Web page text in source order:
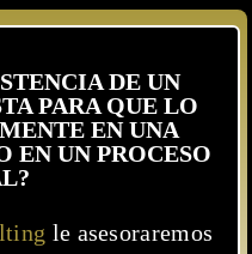
DE UN
PARA QUE LO
EN UNA
EN UN PROCESO
le asesoraremos